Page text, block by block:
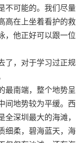
不可能的。我们尽量
高在上坐着看护的救
，他正好可以跟一位
了，对于学习过正规
最南端，整个地势呈
间地势较为平缓。西
深圳最大的海滩，
细柔，碧海蓝天，海